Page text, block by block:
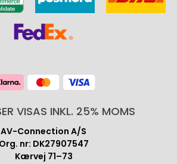
VISAS INKL. 25% MOMS
AV-Connection A/S
Org. nr: DK27907547
Kærvej 71–73